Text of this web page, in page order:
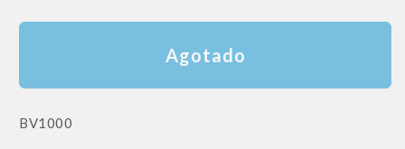
Agotado
SKU:
BV1000